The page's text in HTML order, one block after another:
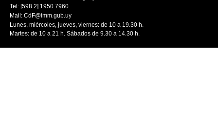
Tel: [598 2] 1950 7960
Mail: CdF@imm.gub.uy
Lunes, miércoles, jueves, viernes: de 10 a 19.30 h.
Martes: de 10 a 21 h. Sábados de 9.30 a 14.30 h.